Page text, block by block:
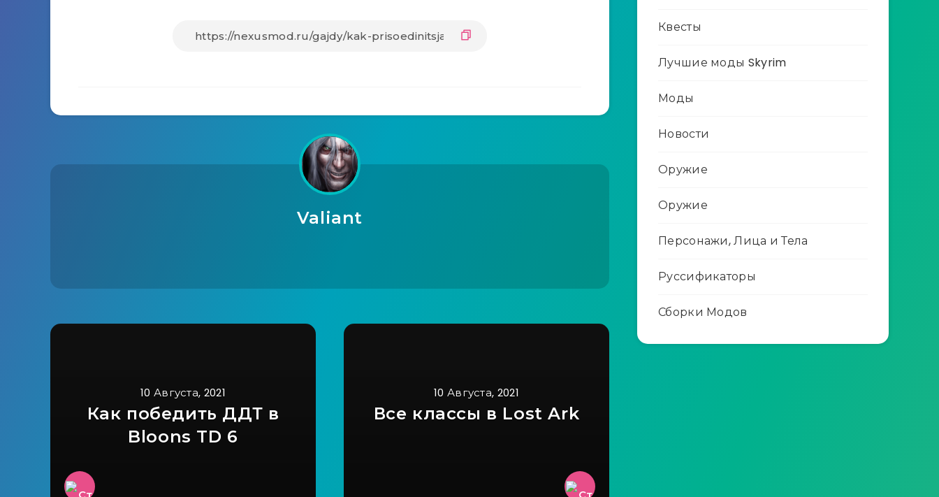
Valiant
10 Августа, 2021
Как победить ДДТ в
Bloons TD 6
10 Августа, 2021
Все классы в Lost Ark
Квесты
Лучшие моды Skyrim
Моды
Новости
Оружие
Оружие
Персонажи, Лица и Тела
Руссификаторы
Сборки Модов